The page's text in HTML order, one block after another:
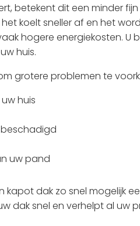
betekent dit een minder fijn
koelt sneller af en het
hogere energiekosten. U
huis.
grotere problemen te
huis
beschadigd
uw pand
kapot dak zo snel mogelijk
dak snel en verhelpt al